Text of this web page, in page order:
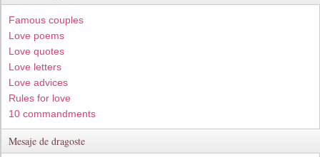
Famous couples
Love poems
Love quotes
Love letters
Love advices
Rules for love
10 commandments
Mesaje de dragoste